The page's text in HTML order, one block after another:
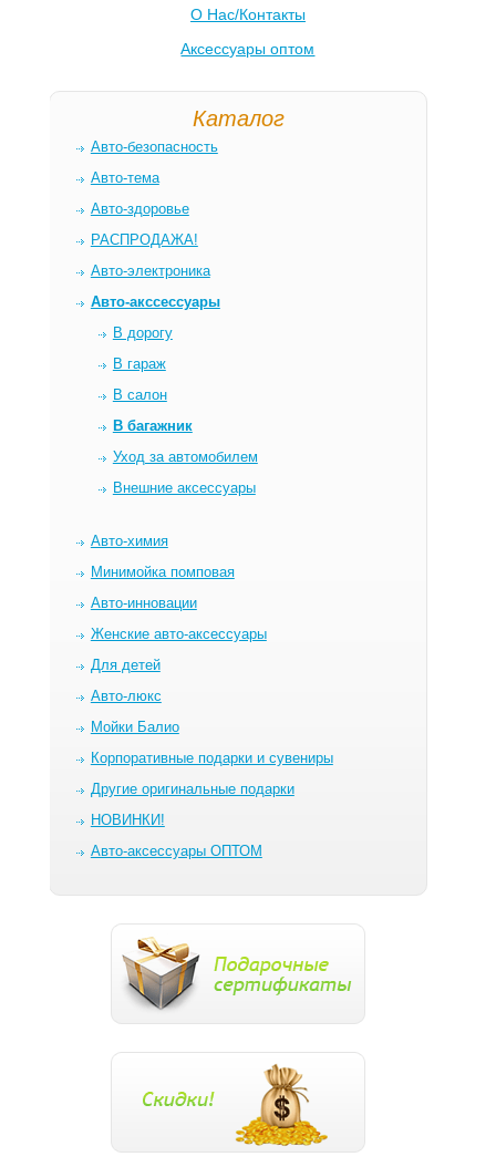
О Нас/Контакты
Аксессуары оптом
Каталог
Авто-безопасность
Авто-тема
Авто-здоровье
РАСПРОДАЖА!
Авто-электроника
Авто-акссессуары
В дорогу
В гараж
В салон
В багажник
Уход за автомобилем
Внешние аксессуары
Авто-химия
Минимойка помповая
Авто-инновации
Женские авто-аксессуары
Для детей
Авто-люкс
Мойки Балио
Корпоративные подарки и сувениры
Другие оригинальные подарки
НОВИНКИ!
Авто-аксессуары ОПТОМ